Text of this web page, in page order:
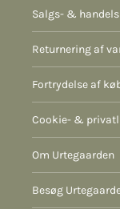
Salgs- &
Returnering af
Fortrydelse af
Cookie- &
Om Urtegaarden
Besøg